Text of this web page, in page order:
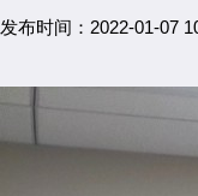
发布时间：2022-01-07